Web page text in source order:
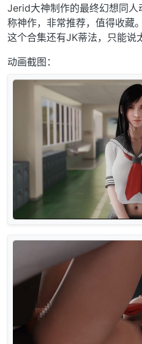
Jerid大神制作的最终幻想同
称神作，非常推荐，值得收藏
这个合集还有JK蒂法，只能说
动画截图：